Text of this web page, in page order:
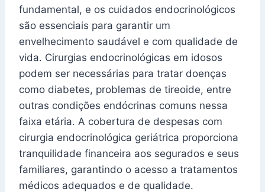
fundamental, e os cuidados endocrinológicos
são essenciais para garantir um
envelhecimento saudável e com qualidade de
vida. Cirurgias endocrinológicas em idosos
podem ser necessárias para tratar doenças
como diabetes, problemas de tireoide, entre
outras condições endócrinas comuns nessa
faixa etária. A cobertura de despesas com
cirurgia endocrinológica geriátrica proporciona
tranquilidade financeira aos segurados e seus
familiares, garantindo o acesso a tratamentos
médicos adequados e de qualidade.